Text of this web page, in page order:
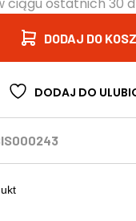
DODAJ DO
DODAJ DO